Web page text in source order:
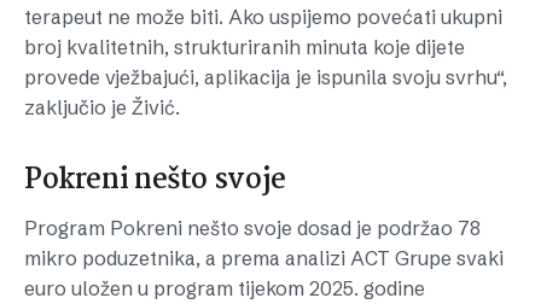
terapeut ne može biti. Ako uspijemo povećati ukupni
broj kvalitetnih, strukturiranih minuta koje dijete
provede vježbajući, aplikacija je ispunila svoju svrhu“,
zaključio je Živić.
Pokreni nešto svoje
Program Pokreni nešto svoje dosad je podržao 78
mikro poduzetnika, a prema analizi ACT Grupe svaki
euro uložen u program tijekom 2025. godine